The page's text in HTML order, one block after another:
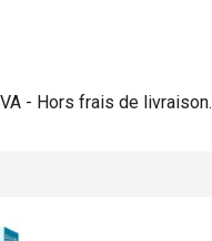
- Hors frais de livraison.